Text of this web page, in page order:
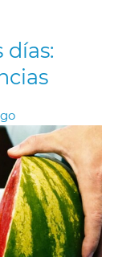
días: